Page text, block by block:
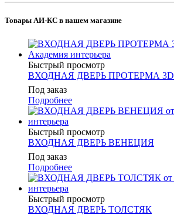
Товары АИ-КС в нашем магазине
Быстрый просмотр
ВХОДНАЯ ДВЕРЬ ПРОТЕРМА 3D
Под заказ
Подробнее
Быстрый просмотр
ВХОДНАЯ ДВЕРЬ ВЕНЕЦИЯ
Под заказ
Подробнее
Быстрый просмотр
ВХОДНАЯ ДВЕРЬ ТОЛСТЯК